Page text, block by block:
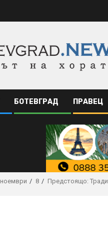
БОТЕВГРАД ПРАВЕЦ
ноември 8 Предстоящо: